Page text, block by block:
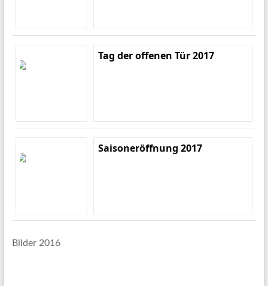
Tag der offenen Tür 2017
Saisoneröffnung 2017
Bilder 2016